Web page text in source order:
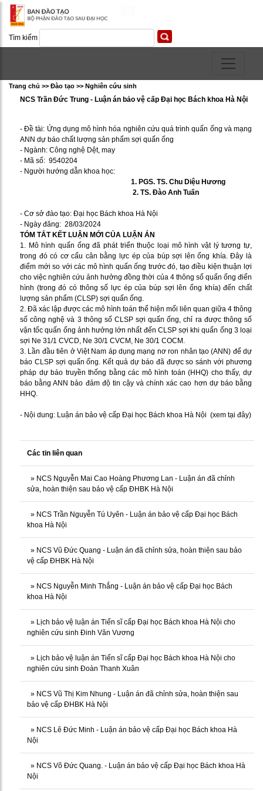
Tìm kiếm
Trang chủ >> Ðào tạo >> Nghiên cứu sinh
NCS Trần Đức Trung - Luận án bảo vệ cấp Đại học Bách khoa Hà Nội
- Đề tài: Ứng dụng mô hình hóa nghiên cứu quá trình quấn ống và mạng
ANN dự báo chất lượng sản phẩm sợi quấn ống
- Ngành: Công nghệ Dệt, may
- Mã số: 9540204
- Người hướng dẫn khoa học:
1. PGS. TS. Chu Diệu Hương
2. TS. Đào Anh Tuấn
- Cơ sở đào tạo: Đại học Bách khoa Hà Nội
- Ngày đăng: 28/03/2024
TÓM TẮT KẾT LUẬN MỚI CỦA LUẬN ÁN
1. Mô hình quấn ống đã phát triển thuộc loại mô hình vật lý tương tự,
trong đó có cơ cấu cân bằng lực ép của búp sợi lên ống khía. Đây là
điểm mới so với các mô hình quấn ống trước đó, tạo điều kiện thuận lợi
cho việc nghiên cứu ảnh hưởng đồng thời của 4 thông số quấn ống điển
hình (trong đó có thông số lực ép của búp sợi lên ống khía) đến chất
lượng sản phẩm (CLSP) sợi quấn ống.
2. Đã xác lập được các mô hình toán thể hiện mối liên quan giữa 4 thông
số công nghệ và 3 thông số CLSP sợi quấn ống, chỉ ra được thông số
vận tốc quấn ống ảnh hưởng lớn nhất đến CLSP sợi khi quấn ống 3 loại
sợi Ne 31/1 CVCD, Ne 30/1 CVCM, Ne 30/1 COCM.
3. Lần đầu tiên ở Việt Nam áp dụng mạng nơ ron nhân tạo (ANN) để dự
báo CLSP sợi quấn ống. Kết quả dự báo đã được so sánh với phương
pháp dự báo truyền thống bằng các mô hình toán (HHQ) cho thấy, dự
báo bằng ANN bảo đảm độ tin cậy và chính xác cao hơn dự báo bằng
HHQ.
- Nội dung: Luận án bảo vệ cấp Đại học Bách khoa Hà Nội (xem tại đây)
Các tin liên quan
» NCS Nguyễn Mai Cao Hoàng Phương Lan - Luận án đã chỉnh
sửa, hoàn thiện sau bảo vệ cấp ĐHBK Hà Nội
» NCS Trần Nguyễn Tú Uyên - Luận án bảo vệ cấp Đại học Bách
khoa Hà Nội
» NCS Vũ Đức Quang - Luận án đã chỉnh sửa, hoàn thiện sau bảo
vệ cấp ĐHBK Hà Nội
» NCS Nguyễn Minh Thắng - Luận án bảo vệ cấp Đại học Bách
khoa Hà Nội
» Lịch bảo vệ luận án Tiến sĩ cấp Đại học Bách khoa Hà Nội cho
nghiên cứu sinh Đinh Văn Vương
» Lịch bảo vệ luận án Tiến sĩ cấp Đại học Bách khoa Hà Nội cho
nghiên cứu sinh Đoàn Thanh Xuân
» NCS Vũ Thị Kim Nhung - Luận án đã chỉnh sửa, hoàn thiện sau
bảo vệ cấp ĐHBK Hà Nội
» NCS Lê Đức Minh - Luận án bảo vệ cấp Đại học Bách khoa Hà
Nội
» NCS Võ Đức Quang. - Luận án bảo vệ cấp Đại học Bách khoa Hà
Nội